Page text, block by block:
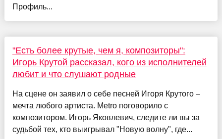
Профиль...
"Есть более крутые, чем я, композиторы":
Игорь Крутой рассказал, кого из исполнителей
любит и что слушают родные
На сцене он заявил о себе песней Игоря Крутого –
мечта любого артиста. Metro поговорило с
композитором. Игорь Яковлевич, следите ли вы за
судьбой тех, кто выигрывал "Новую волну", где...